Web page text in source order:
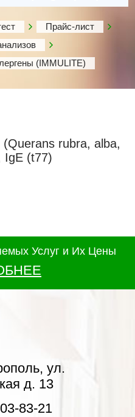
Прайс-лист
(IMMULITE)
rubra, alba,
IgE (t77)
Услуг и Их Цены
ул.
д. 13
83-21